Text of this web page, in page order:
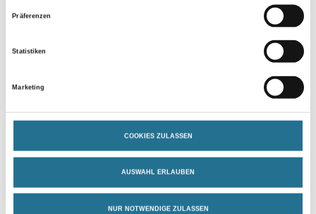
Präferenzen
Statistiken
Marketing
COOKIES ZULASSEN
AUSWAHL ERLAUBEN
NUR NOTWENDIGE ZULASSEN
Verarbeitungszeit
Grifffest: 30 min, durchgetrocknet: 24 h, überlackierbar: 24 h
Verarbeitungstemp./Luftfeuchte
Arbeitstemperatur: 10 - 25 °C